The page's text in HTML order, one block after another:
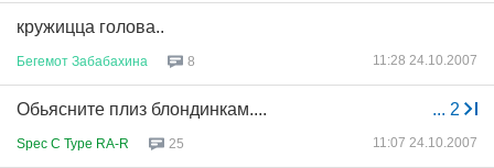
кружицца голова..
Бегемот Забабахина 8 11:28 24.10.2007
... 2
Обьясните плиз блондинкам....
Spec C Type RA-R 25 11:07 24.10.2007